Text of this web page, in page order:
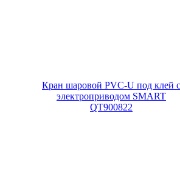
Кран шаровой PVC-U под клей с
электроприводом SMART
QT900822